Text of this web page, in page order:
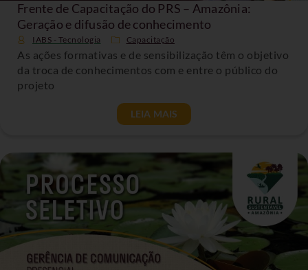
Frente de Capacitação do PRS – Amazônia:
Geração e difusão de conhecimento
IABS - Tecnologia Capacitação
As ações formativas e de sensibilização têm o objetivo
da troca de conhecimentos com e entre o público do
projeto
LEIA MAIS